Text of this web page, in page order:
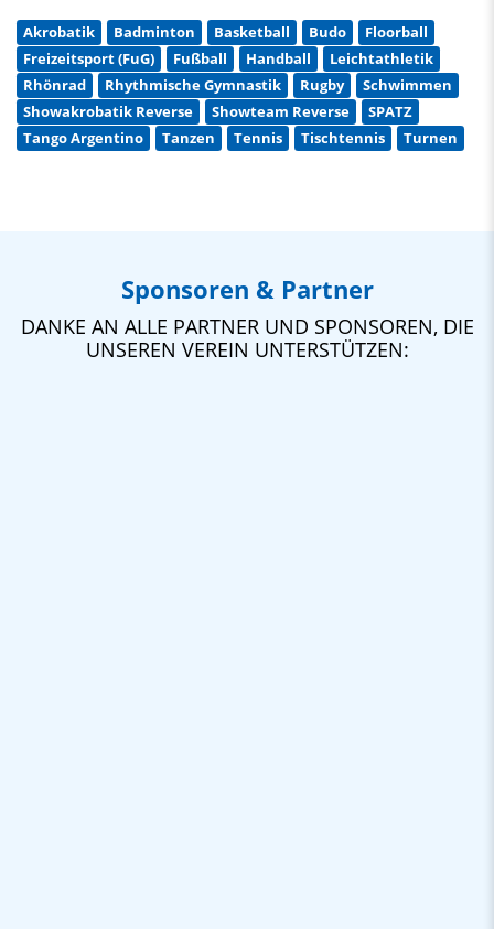
Akrobatik Badminton Basketball Budo
Floorball
Freizeitsport (FuG)
Fußball Handball
Leichtathletik
Rhönrad
Rhythmische Gymnastik Rugby
Schwimmen
Showakrobatik Reverse
Showteam Reverse
SPATZ
Tango Argentino
Tanzen Tennis Tischtennis Turnen
Sponsoren & Partner
DANKE AN ALLE PARTNER UND SPONSOREN, DIE
UNSEREN VEREIN UNTERSTÜTZEN: